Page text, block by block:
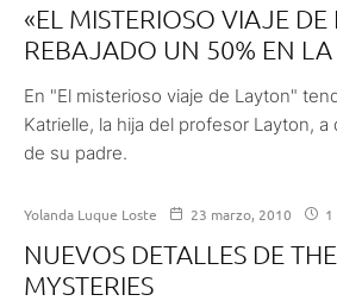
«EL MISTERIOSO VIAJE
REBAJADO UN 50% EN LA
En "El misterioso viaje de Layton"
Katrielle, la hija del profesor Layton,
de su padre.
Yolanda Luque Loste 23 marzo, 2010
NUEVOS DETALLES DE
MYSTERIES